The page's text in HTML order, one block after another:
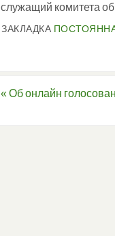
служащий комитета
ЗАКЛАДКА
« Об онлайн